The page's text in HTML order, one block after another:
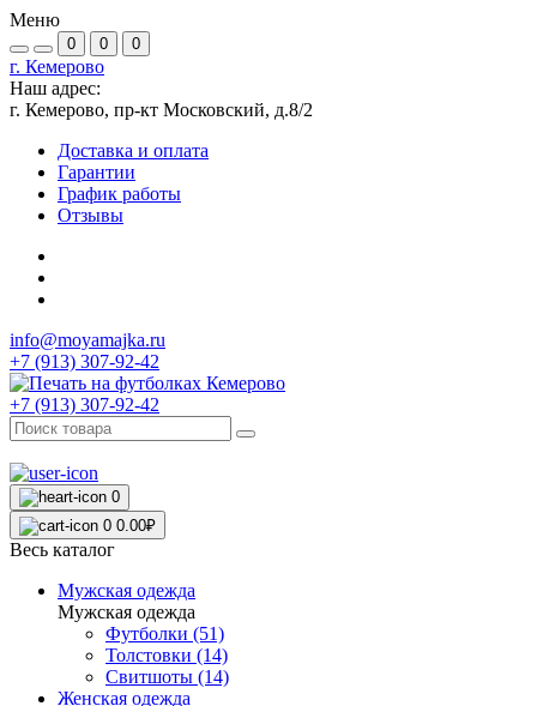
Меню
0 0 0
г. Кемерово
Наш адрес:
г. Кемерово, пр-кт Московский, д.8/2
Доставка и оплата
Гарантии
График работы
Отзывы
info@moyamajka.ru
+7 (913) 307-92-42
+7 (913) 307-92-42
0
0 0.00₽
Весь каталог
Мужская одежда
Мужская одежда
Футболки (51)
Толстовки (14)
Свитшоты (14)
Женская одежда